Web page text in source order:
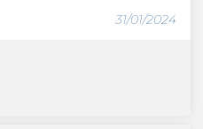
31/01/2024